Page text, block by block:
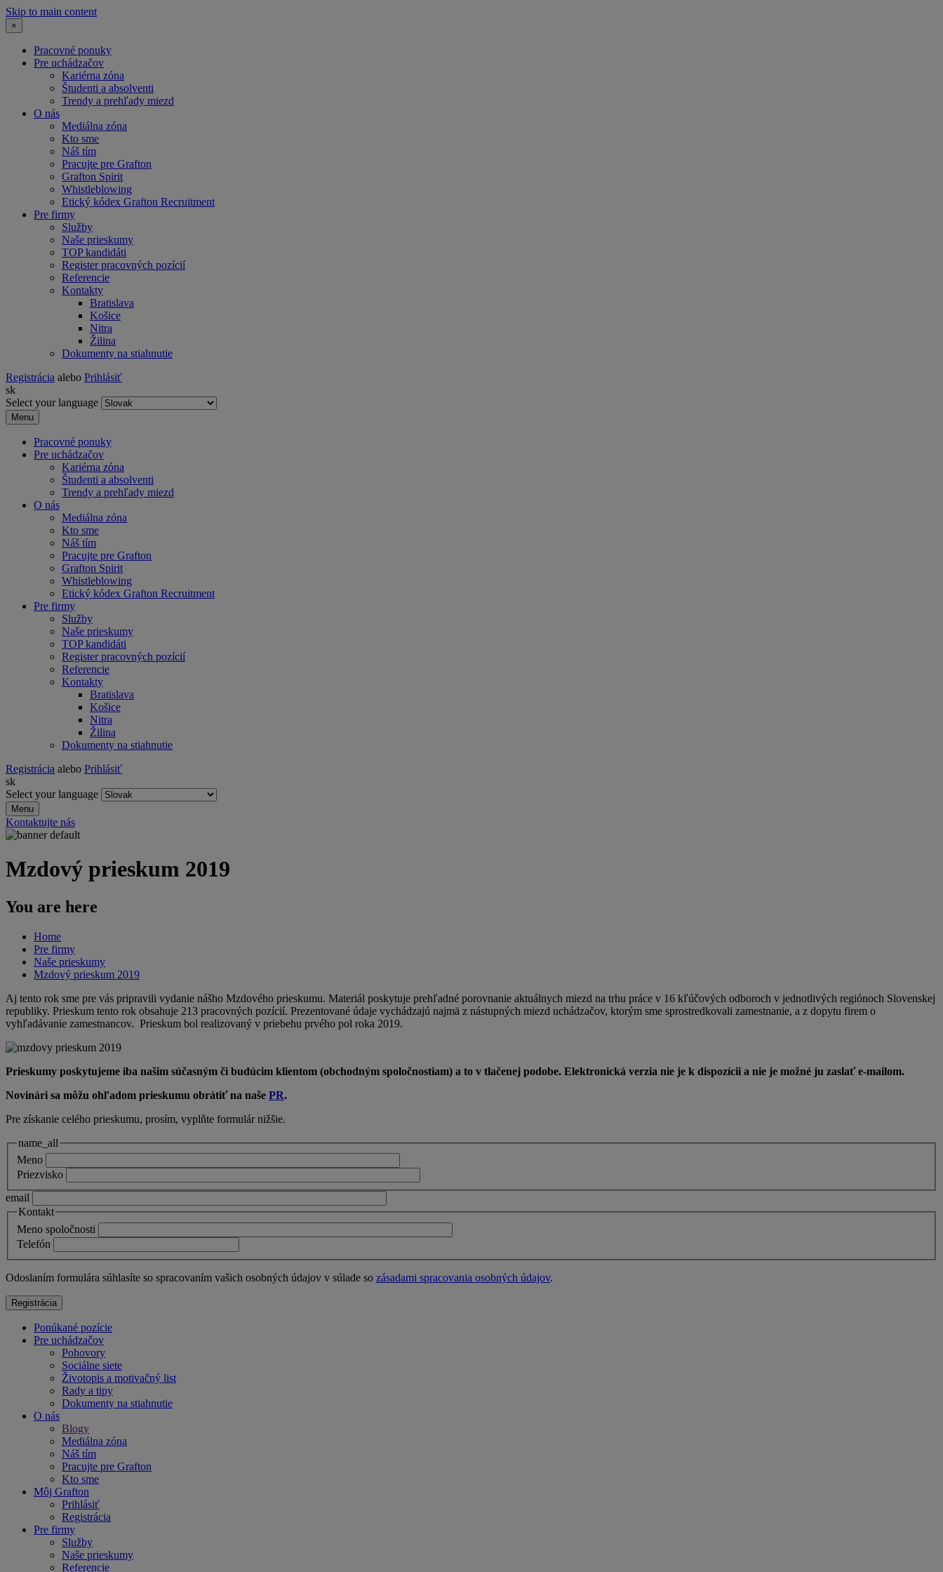
Skip to main content
×
Pracovné ponuky
Pre uchádzačov
Kariérna zóna
Študenti a absolventi
Trendy a prehľady miezd
O nás
Mediálna zóna
Kto sme
Náš tím
Pracujte pre Grafton
Grafton Spirit
Whistleblowing
Etický kódex Grafton Recruitment
Pre firmy
Služby
Naše prieskumy
TOP kandidáti
Register pracovných pozícií
Referencie
Kontakty
Bratislava
Košice
Nitra
Žilina
Dokumenty na stiahnutie
Registrácia alebo Prihlásiť
sk
Select your language
Menu
Pracovné ponuky
Pre uchádzačov
Kariérna zóna
Študenti a absolventi
Trendy a prehľady miezd
O nás
Mediálna zóna
Kto sme
Náš tím
Pracujte pre Grafton
Grafton Spirit
Whistleblowing
Etický kódex Grafton Recruitment
Pre firmy
Služby
Naše prieskumy
TOP kandidáti
Register pracovných pozícií
Referencie
Kontakty
Bratislava
Košice
Nitra
Žilina
Dokumenty na stiahnutie
Registrácia alebo Prihlásiť
sk
Select your language
Menu
Kontaktujte nás
Mzdový prieskum 2019
You are here
Home
Pre firmy
Naše prieskumy
Mzdový prieskum 2019
Aj tento rok sme pre vás pripravili vydanie nášho Mzdového prieskumu. Materiál poskytuje prehľadné porovnanie aktuálnych miezd na trhu práce v 16 kľúčových odboroch v jednotlivých regiónoch Slovenskej
republiky. Prieskum tento rok obsahuje 213 pracovných pozícií. Prezentované údaje vychádzajú najmä z nástupných miezd uchádzačov, ktorým sme sprostredkovali zamestnanie, a z dopytu firem o
vyhľadávanie zamestnancov. Prieskum bol realizovaný v priebehu prvého pol roka 2019.
Prieskumy poskytujeme iba našim súčasným či budúcim klientom (obchodným spoločnostiam) a to v tlačenej podobe. Elektronická verzia nie je k dispozícii a nie je možné ju zaslať e-mailom.
Novinári sa môžu ohľadom prieskumu obrátiť na naše PR.​
Pre získanie celého prieskumu, prosím, vyplňte formulár nižšie.
name_all
Meno
Priezvisko
email
Kontakt
Meno spoločnosti
Telefón
Odoslaním formulára súhlasíte so spracovaním vašich osobných údajov v súlade so zásadami spracovania osobných údajov.
Ponúkané pozície
Pre uchádzačov
Pohovory
Sociálne siete
Životopis a motivačný list
Rady a tipy
Dokumenty na stiahnutie
O nás
Blogy
Mediálna zóna
Náš tím
Pracujte pre Grafton
Kto sme
Môj Grafton
Prihlásiť
Registrácia
Pre firmy
Služby
Naše prieskumy
Referencie